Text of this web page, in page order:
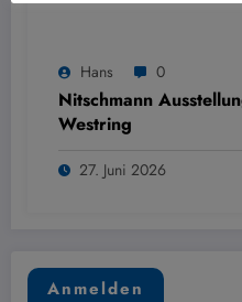
Hans 0
Nitschmann
Westring
27. Juni 2026
Anmelden